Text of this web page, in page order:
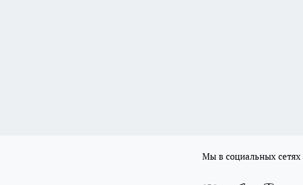
Мы в социальных сетях